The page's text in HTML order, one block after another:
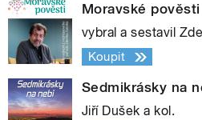
Moravské pověsti
vybral a sestavil
Koupit
Sedmikrásky na
Jiří Dušek a kol.